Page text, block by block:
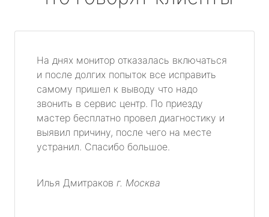
На днях монитор отказалась включаться
и после долгих попыток все исправить
самому пришел к выводу что надо
звонить в сервис центр. По приезду
мастер бесплатно провел диагностику и
выявил причину, после чего на месте
устранил. Спасибо большое.
Илья Дмитраков г. Москва